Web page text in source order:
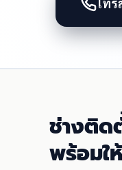
ช่างติด
พร้อมใ